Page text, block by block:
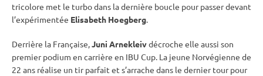
tricolore met le turbo dans la dernière boucle pour passer devant
l’expérimentée Elisabeth Hoegberg.
Derrière la Française,Juni Arnekleivdécroche elle aussi son
premier podium en carrière en IBU Cup. La jeune Norvégienne de
22 ans réalise un tir parfait et s’arrache dans le dernier tour pour